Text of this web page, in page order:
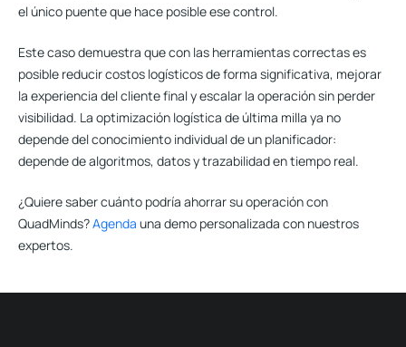
el único puente que hace posible ese control.
Este caso demuestra que con las herramientas correctas es
posible reducir costos logísticos de forma significativa, mejorar
la experiencia del cliente final y escalar la operación sin perder
visibilidad. La optimización logística de última milla ya no
depende del conocimiento individual de un planificador:
depende de algoritmos, datos y trazabilidad en tiempo real.
¿Quiere saber cuánto podría ahorrar su operación con
QuadMinds?Agenda una demo personalizada con nuestros
expertos.